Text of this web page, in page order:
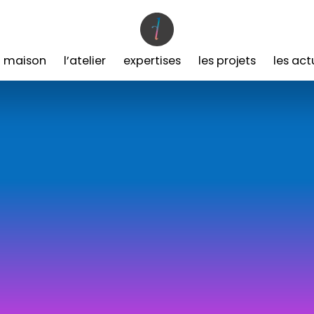
maison l’atelier expertises les projets les